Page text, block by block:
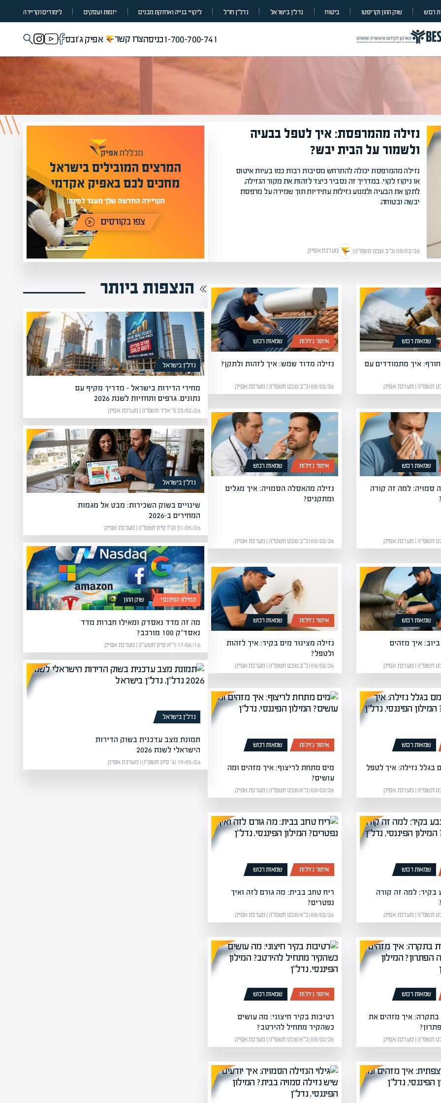
רכוש שוק ההון וקריפטו ביטוח נדל”ן בישראל נדל״ן חו״ל ליקויי בנייה ואחזקת מבנים יזמות ועסקים לימודים וקריירה
1-700-700-741כניסהצרו קשר אפיק ג'ובס
נזילה מהמרפסת: איך לטפל בבעיה
ולשמור על הבית יבש?
נזילה מהמרפסת יכולה להתרחש מסיבות רבות כמו בעיות איטום
או ניקוז לקוי. במדריך זה נסביר כיצד לזהות את מקור הנזילה,
לתקן את הבעיה ולמנוע נזילות עתידיות תוך שמירה על מרפסת
יבשה ובטוחה.
08/02/26 (כ״ב שבט תשפ״ו) | מערכת אפיק
שמאות רכוש
איך מתמודדים עם
איתור נזילות שמאות רכוש
נזילה מדוד שמש: איך לזהות ולתקן?
08/02/26 (כ״ב שבט תשפ״ו) | מערכת אפיק
שמאות רכוש
סמויה: למה זה קורה
איתור נזילות שמאות רכוש
נזילה מהאסלה הסמויה: איך מגלים
ומתקנים?
08/02/26 (כ״ב שבט תשפ״ו) | מערכת אפיק
שמאות רכוש
איך מזהים
איתור נזילות שמאות רכוש
נזילה מצינור מים בקיר: איך לזהות
ולטפל?
08/02/26 (כ״ב שבט תשפ״ו) | מערכת אפיק
שמאות רכוש
בגלל נזילה: איך לטפל
איתור נזילות שמאות רכוש
מים מתחת לריצוף: איך מזהים ומה
עושים?
08/02/26 (כ״א שבט תשפ״ו) | מערכת אפיק
שמאות רכוש
בקיר: למה זה קורה
איתור נזילות שמאות רכוש
ריח טחב בבית: מה גורם לזה ואיך
נפטרים?
08/02/26 (כ״א שבט תשפ״ו) | מערכת אפיק
שמאות רכוש
בתקרה: איך מזהים את
איתור נזילות שמאות רכוש
רטיבות בקיר חיצוני: מה עושים
כשהקיר מתחיל להירטב?
08/02/26 (כ״א שבט תשפ״ו) | מערכת אפיק
המרצים המובילים בישראל
מחכים לכם באפיק אקדמי
מומחים בהערכת שווי
מעל 1000 מומחים
בהערכות שווי
מחכים לכם באתר
הנצפות ביותר
נדל”ן בישראל
מחירי הדירות בישראל – מדריך מקיף עם
נתונים, גרפים ותחזיות לשנת 2026
23/02/26 (ו׳ אדר תשפ״ו) | מערכת אפיק
נדל”ן בישראל
שינויים בשוק השכירות: מבט אל מגמות
המחירים ב-2026
31/05/26 (ט״ו סיון תשפ״ו) | מערכת אפיק
המילון הפיננסי שוק ההון
מה זה מדד נאסדק ומאילו חברות מדד
נאסד"ק 100 מורכב?
17/06/16 (י״א סיון תשע״ו) | מערכת אפיק
נדל”ן בישראל
תמונת מצב עדכנית בשוק הדירות
הישראלי לשנת 2026
19/05/26 (ג׳ סיון תשפ״ו) | מערכת אפיק